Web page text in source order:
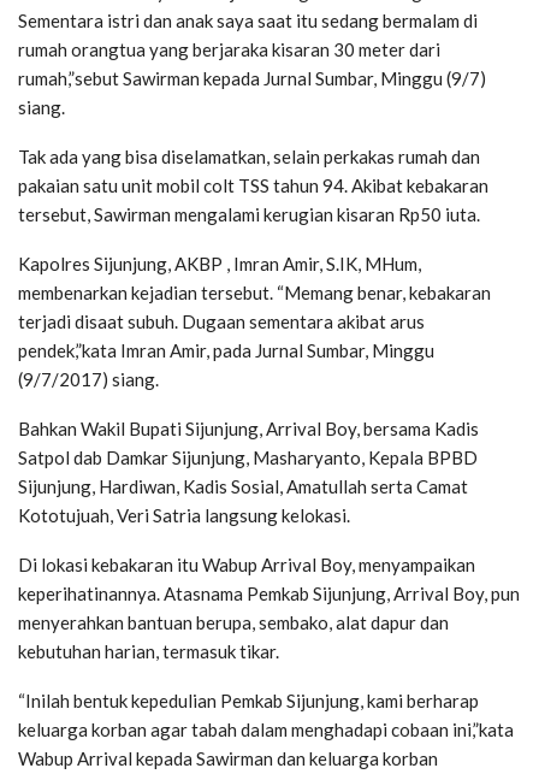
Sementara istri dan anak saya saat itu sedang bermalam di
rumah orangtua yang berjaraka kisaran 30 meter dari
rumah,”sebut Sawirman kepada Jurnal Sumbar, Minggu (9/7)
siang.
Tak ada yang bisa diselamatkan, selain perkakas rumah dan
pakaian satu unit mobil colt TSS tahun 94. Akibat kebakaran
tersebut, Sawirman mengalami kerugian kisaran Rp50 iuta.
Kapolres Sijunjung, AKBP , Imran Amir, S.IK, MHum,
membenarkan kejadian tersebut. “Memang benar, kebakaran
terjadi disaat subuh. Dugaan sementara akibat arus
pendek,”kata Imran Amir, pada Jurnal Sumbar, Minggu
(9/7/2017) siang.
Bahkan Wakil Bupati Sijunjung, Arrival Boy, bersama Kadis
Satpol dab Damkar Sijunjung, Masharyanto, Kepala BPBD
Sijunjung, Hardiwan, Kadis Sosial, Amatullah serta Camat
Kototujuah, Veri Satria langsung kelokasi.
Di lokasi kebakaran itu Wabup Arrival Boy, menyampaikan
keperihatinannya. Atasnama Pemkab Sijunjung, Arrival Boy, pun
menyerahkan bantuan berupa, sembako, alat dapur dan
kebutuhan harian, termasuk tikar.
“Inilah bentuk kepedulian Pemkab Sijunjung, kami berharap
keluarga korban agar tabah dalam menghadapi cobaan ini,”kata
Wabup Arrival kepada Sawirman dan keluarga korban